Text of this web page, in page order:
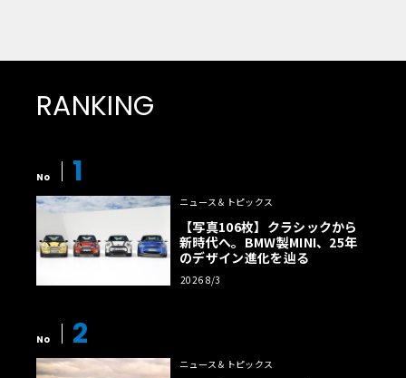
RANKING
No 1
ニュース＆トピックス
【写真106枚】クラシックから
新時代へ。BMW製MINI、25年
のデザイン進化を辿る
2026 8/3
No 2
ニュース＆トピックス